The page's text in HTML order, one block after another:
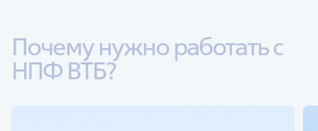
Почему нужно работать с
НПФ ВТБ?